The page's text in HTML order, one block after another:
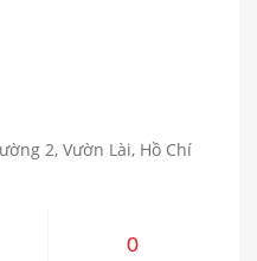
2, Vườn Lài, Hồ Chí
0